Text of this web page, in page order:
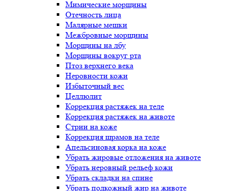
Мимические морщины
Отечность лица
Малярные мешки
Межбровные морщины
Морщины на лбу
Морщины вокруг рта
Птоз верхнего века
Неровности кожи
Избыточный вес
Целлюлит
Коррекция растяжек на теле
Коррекция растяжек на животе
Стрии на коже
Коррекция шрамов на теле
Апельсиновая корка на коже
Убрать жировые отложения на животе
Убрать неровный рельеф кожи
Убрать складки на спине
Убрать подкожный жир на животе